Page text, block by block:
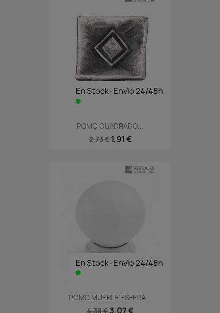
En Stock·Envío 24/48h
POMO CUADRADO...
2,73 € 1,91 €
En Stock·Envío 24/48h
POMO MUEBLE ESFERA...
4,38 € 3,07 €